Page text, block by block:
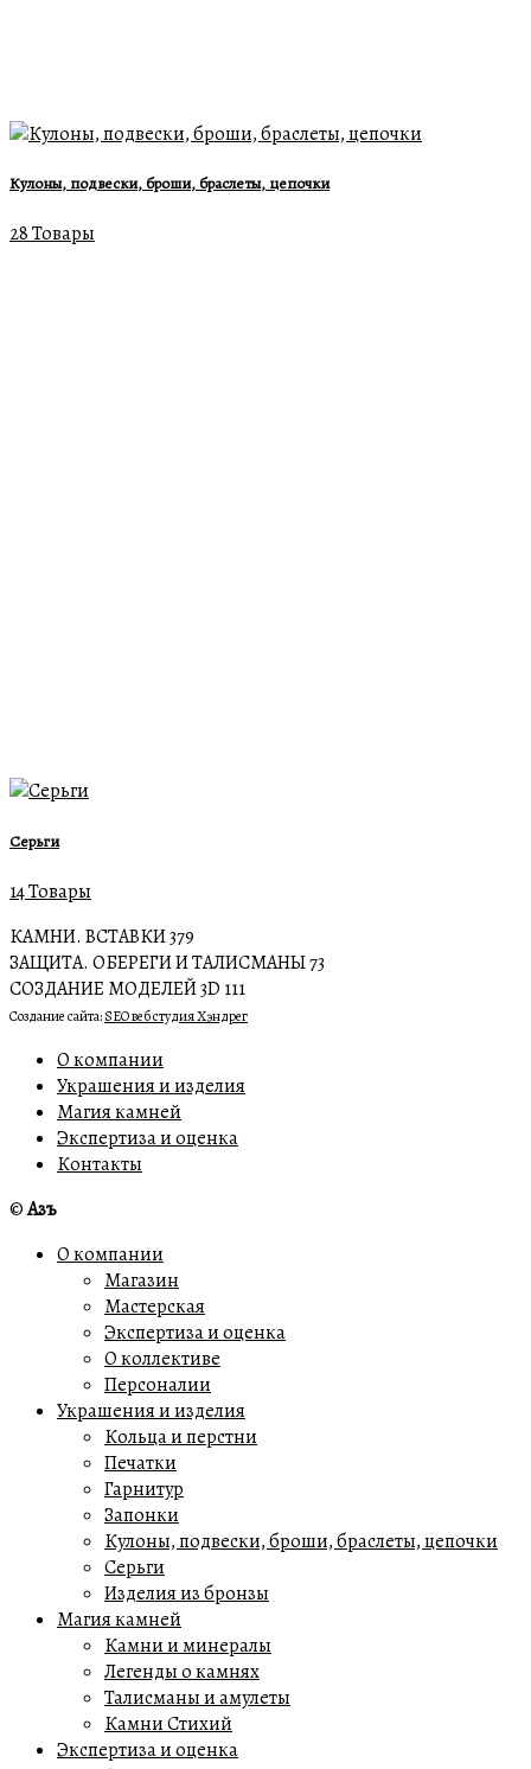
Кулоны, подвески, броши, браслеты, цепочки
28 Товары
Серьги
14 Товары
КАМНИ. ВСТАВКИ379
ЗАЩИТА. ОБЕРЕГИ И ТАЛИСМАНЫ73
СОЗДАНИЕ МОДЕЛЕЙ 3D 111
Создание сайта:SEO веб студия Хэндрег
О компании
Украшения и изделия
Магия камней
Экспертиза и оценка
Контакты
©Азъ
О компании
Магазин
Мастерская
Экспертиза и оценка
О коллективе
Персоналии
Украшения и изделия
Кольца и перстни
Печатки
Гарнитур
Запонки
Кулоны, подвески, броши, браслеты, цепочки
Серьги
Изделия из бронзы
Магия камней
Камни и минералы
Легенды о камнях
Талисманы и амулеты
Камни Стихий
Экспертиза и оценка